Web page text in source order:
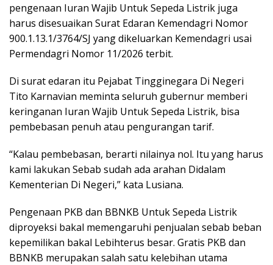
pengenaan Iuran Wajib Untuk Sepeda Listrik juga
harus disesuaikan Surat Edaran Kemendagri Nomor
900.1.13.1/3764/SJ yang dikeluarkan Kemendagri usai
Permendagri Nomor 11/2026 terbit.
Di surat edaran itu Pejabat Tingginegara Di Negeri
Tito Karnavian meminta seluruh gubernur memberi
keringanan Iuran Wajib Untuk Sepeda Listrik, bisa
pembebasan penuh atau pengurangan tarif.
“Kalau pembebasan, berarti nilainya nol. Itu yang harus
kami lakukan Sebab sudah ada arahan Didalam
Kementerian Di Negeri,” kata Lusiana.
Pengenaan PKB dan BBNKB Untuk Sepeda Listrik
diproyeksi bakal memengaruhi penjualan sebab beban
kepemilikan bakal Lebihterus besar. Gratis PKB dan
BBNKB merupakan salah satu kelebihan utama